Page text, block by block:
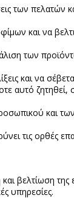
των πελατών
και να
των
και να
αυτό
και
τις ορθές
βελτίωση
υπηρεσίες.